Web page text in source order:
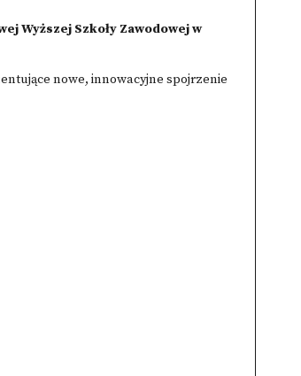
Wyższej Szkoły Zawodowej w
nowe, innowacyjne spojrzenie